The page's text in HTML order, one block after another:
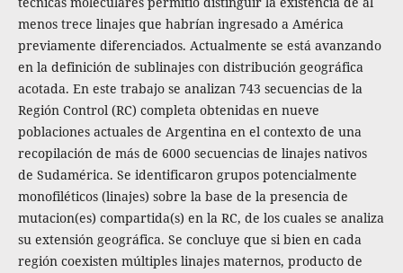
menos trece linajes que habrían ingresado a América
previamente diferenciados. Actualmente se está avanzando
en la definición de sublinajes con distribución geográfica
acotada. En este trabajo se analizan 743 secuencias de la
Región Control (RC) completa obtenidas en nueve
poblaciones actuales de Argentina en el contexto de una
recopilación de más de 6000 secuencias de linajes nativos
de Sudamérica. Se identificaron grupos potencialmente
monofiléticos (linajes) sobre la base de la presencia de
mutacion(es) compartida(s) en la RC, de los cuales se analiza
su extensión geográfica. Se concluye que si bien en cada
región coexisten múltiples linajes maternos, producto de